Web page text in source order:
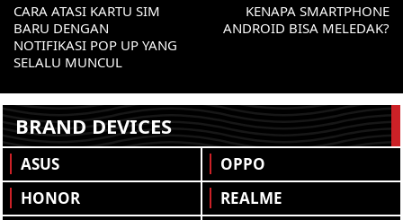
KENAPA SMARTPHONE
ANDROID BISA MELEDAK?
CARA ATASI KARTU SIM
BARU DENGAN
NOTIFIKASI POP UP YANG
SELALU MUNCUL
BRAND DEVICES
ASUS
HONOR
OPPO
REALME